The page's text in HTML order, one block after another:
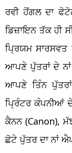
ਰਵੀ ਹੋਂਗਲ ਦਾ
ਡਿਜ਼ਾਇਨ ਤੱਕ ਹੀ
ਪ੍ਰਿਯਮ ਸਾਰਸਵਤ
ਆਪਣੇ ਪੁੱਤਰਾਂ ਦੇ
ਆਪਣੇ ਤਿੰਨ
ਪ੍ਰਿੰਟਰ ਕੰਪਨੀਆਂ
ਕੈਨਨ (Canon),
ਛੋਟੇ ਪੁੱਤਰ ਦਾ ਨਾਂ